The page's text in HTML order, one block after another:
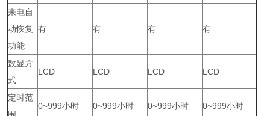
来电自
动恢复
功能
有 有 有 有
数显方
式
LCD LCD LCD LCD
定时范
0~999小时 0~999小时 0~999小时 0~999小时